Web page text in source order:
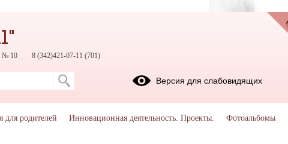
№ 10 8 (342)421-07-11 (701)
Версия для слабовидящих
родителей Инновационная деятельность. Проекты. Фотоальбомы